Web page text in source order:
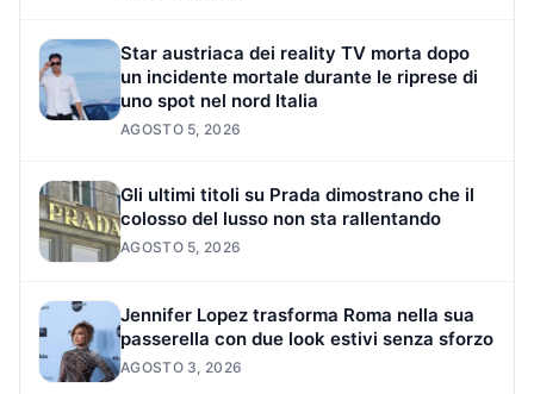
Star austriaca dei reality TV morta dopo
un incidente mortale durante le riprese di
uno spot nel nord Italia
AGOSTO 5, 2026
Gli ultimi titoli su Prada dimostrano che il
colosso del lusso non sta rallentando
AGOSTO 5, 2026
Jennifer Lopez trasforma Roma nella sua
passerella con due look estivi senza sforzo
AGOSTO 3, 2026